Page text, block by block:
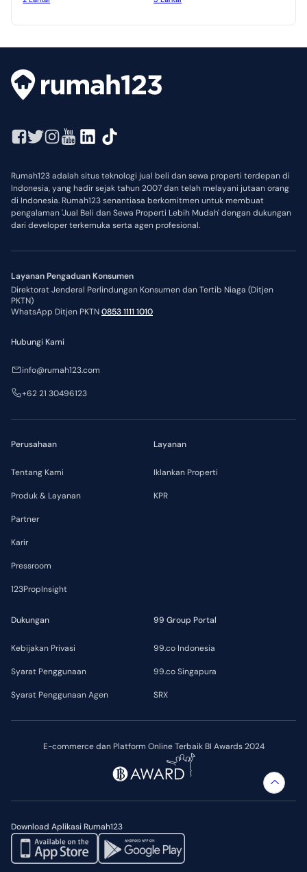
Rumah123 adalah situs teknologi jual beli dan sewa properti terdepan di
Indonesia, yang hadir sejak tahun 2007 dan telah melayani jutaan orang
di Indonesia. Rumah123 senantiasa berkomitmen untuk membuat
pengalaman 'Jual Beli dan Sewa Properti Lebih Mudah' dengan dukungan
dari developer terkemuka serta agen profesional.
Layanan Pengaduan Konsumen
Direktorat Jenderal Perlindungan Konsumen dan Tertib Niaga (Ditjen
PKTN)
WhatsApp Ditjen PKTN0853 1111 1010
E-commerce dan Platform Online Terbaik BI Awards 2024
Download Aplikasi Rumah123
Perusahaan
Tentang Kami
Produk & Layanan
Partner
Karir
Pressroom
123PropInsight
Layanan
Iklankan Properti
KPR
Dukungan
Kebijakan Privasi
Syarat Penggunaan
Syarat Penggunaan Agen
99 Group Portal
99.co Indonesia
99.co Singapura
SRX
Hubungi Kami
info@rumah123.com
+62 21 30496123